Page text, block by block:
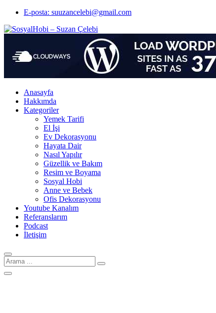
E-posta: suuzancelebi@gmail.com
Anasayfa
Hakkımda
Kategoriler
Yemek Tarifi
El İşi
Ev Dekorasyonu
Hayata Dair
Nasıl Yapılır
Güzellik ve Bakım
Resim ve Boyama
Sosyal Hobi
Anne ve Bebek
Ofis Dekorasyonu
Youtube Kanalım
Referanslarım
Podcast
İletişim
Arama
için: